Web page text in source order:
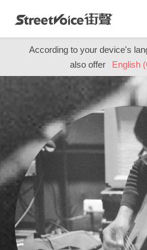
According to your device's
also offer
English